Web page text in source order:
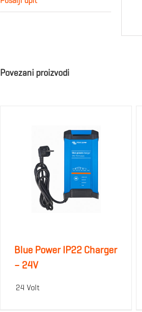
Povezani proizvodi
Blue Power IP22 Charger
– 24V
24 Volt